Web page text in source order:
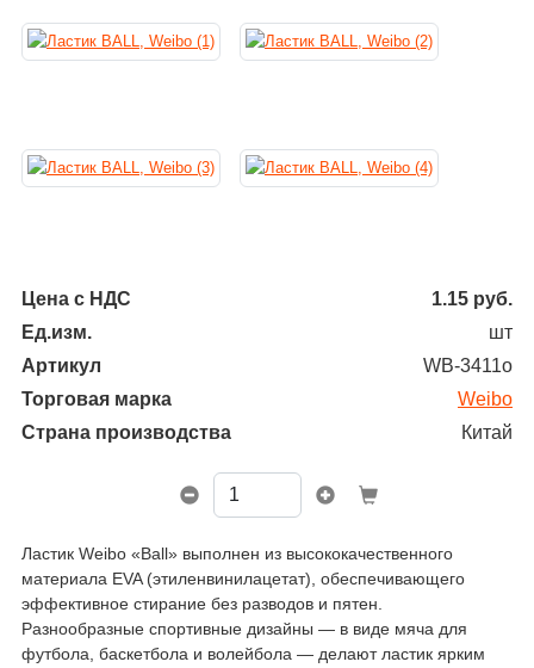
Цена с НДС 1.15 руб.
Ед.изм.
шт
Артикул
WB-3411o
Торговая марка
Weibo
Страна производства
Китай
Ластик Weibo «Ball» выполнен из высококачественного
материала EVA (этиленвинилацетат), обеспечивающего
эффективное стирание без разводов и пятен.
Разнообразные спортивные дизайны — в виде мяча для
футбола, баскетбола и волейбола — делают ластик ярким